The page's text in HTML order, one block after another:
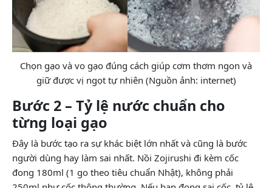
Chọn gạo và vo gạo đúng cách giúp cơm thơm ngon và
giữ được vị ngọt tự nhiên (Nguồn ảnh: internet)
Bước 2 – Tỷ lệ nước chuẩn cho
từng loại gạo
Đây là bước tạo ra sự khác biệt lớn nhất và cũng là bước
người dùng hay làm sai nhất. Nồi Zojirushi đi kèm cốc
đong 180ml (1 go theo tiêu chuẩn Nhật), không phải